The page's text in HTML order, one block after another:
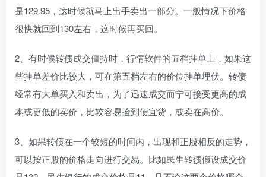
是129.95，这时候就马上出手卖出一部分。一般情况下价格
很快就回到130左右，这时候再买回。
2、有时候转债成交僵持时，行情软件的五档挂单上，如果这
些挂单差价比较大，可在第五档左右的价位挂单埋伏。转债
经常有大单买入和卖出，为了迅速成交而宁可接受更高的成
本或更低的卖价，比较容易捡到便宜货，或卖在高价。
3、如果转债在一个较短的时间内，出现和正股相反的走势，
可以按正股的价格走向进行交易。比如民生转债假设成交价